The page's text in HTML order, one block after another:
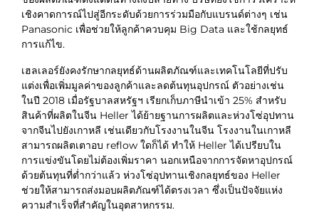
เชิงคาดการณ์ไปสู่อีกระดับด้วยการร่วมมือกับแบรนด์ต่างๆ เช่น
Panasonic เพื่อช่วยให้ลูกค้าควบคุม Big Data และใช้กลยุทธ์
การแก้ไข.
เฮลเลอร์ยังคงรักษากลยุทธ์ด้านผลิตภัณฑ์และเทคโนโลยีที่ปรับ
แต่งเพื่อเพิ่มมูลค่าของลูกค้าและลดต้นทุนอุปกรณ์ ตัวอย่างเช่น
ในปี 2018 เมื่อรัฐบาลสหรัฐฯ เรียกเก็บภาษีนำเข้า 25% สำหรับ
สินค้าที่ผลิตในจีน Heller ได้ย้ายฐานการผลิตและห่วงโซ่อุปทาน
จากจีนไปยังเกาหลี เช่นเดียวกับโรงงานในจีน โรงงานในเกาหลี
สามารถผลิตเตาอบ reflow ใดก็ได้ ทำให้ Heller ได้เปรียบใน
การแข่งขันโดยไม่ต้องเพิ่มราคา นอกเหนือจากการจัดหาอุปกรณ์
ด้วยต้นทุนที่ต่ำกว่าแล้ว ห่วงโซ่อุปทานเชิงกลยุทธ์ของ Heller
ช่วยให้สามารถส่งมอบผลิตภัณฑ์ได้ตรงเวลา ซึ่งเป็นปัจจัยแห่ง
ความสำเร็จที่สำคัญในอุตสาหกรรม.